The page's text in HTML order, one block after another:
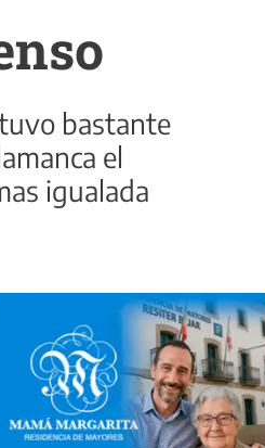
bastante
el
igualada